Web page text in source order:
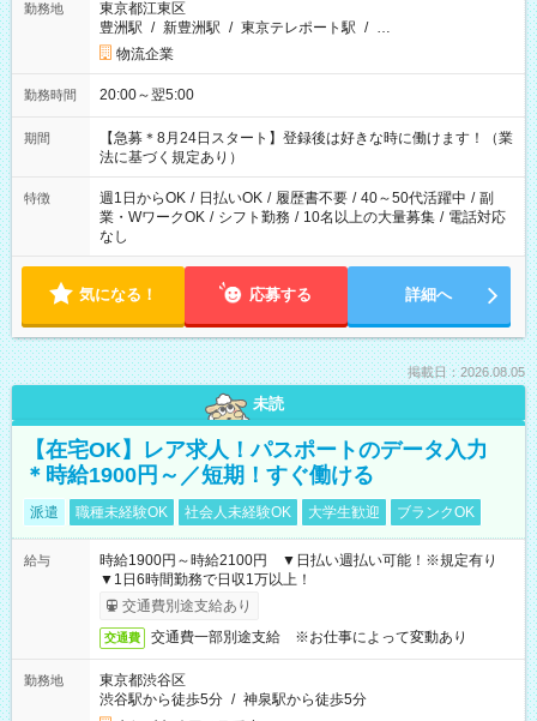
勤務地
東京都江東区
豊洲駅 / 新豊洲駅 / 東京テレポート駅 / …
物流企業
勤務時間 20:00～翌5:00
期間
【急募＊8月24日スタート】登録後は好きな時に働けます！（業
法に基づく規定あり）
特徴 週1日からOK / 日払いOK / 履歴書不要 / 40～50代活躍中 / 副
業・WワークOK / シフト勤務 / 10名以上の大量募集 / 電話対応
なし
気になる！ 応募する 詳細へ
掲載日：2026.08.05
未読
【在宅OK】レア求人！パスポートのデータ入力
＊時給1900円～／短期！すぐ働ける
派遣 職種未経験OK 社会人未経験OK 大学生歓迎 ブランクOK
給与
時給1900円～時給2100円 ▼日払い週払い可能！※規定有り
▼1日6時間勤務で日収1万以上！
交通費別途支給あり
交通費 交通費一部別途支給 ※お仕事によって変動あり
勤務地
東京都渋谷区
渋谷駅から徒歩5分 / 神泉駅から徒歩5分